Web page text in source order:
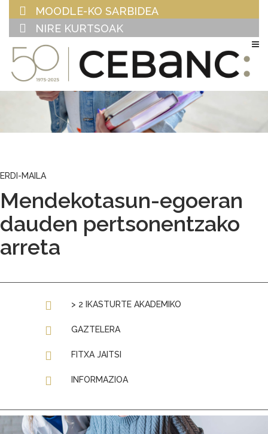
MOODLE-KO SARBIDEA
NIRE KURTSOAK
ERDI-MAILA
Mendekotasun-egoeran
dauden pertsonentzako
arreta
> 2 IKASTURTE AKADEMIKO
GAZTELERA
FITXA JAITSI
INFORMAZIOA